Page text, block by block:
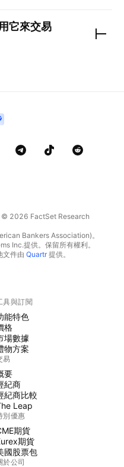
它來交易
© 2026 FactSet Research
Bankers Association)。
Inc.提供。保留所有權利。
文件由 Quartr提供。
具與訂閱
能特色
格
場數據
物方案
易
要
紀商
紀商比較
Leap
別優惠
期貨
期貨
國股票包
於公司